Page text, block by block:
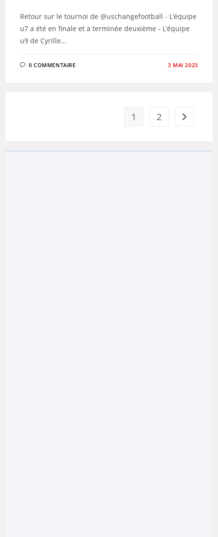
Retour sur le tournoi de @uschangefootball - L’équipe
u7 a été en finale et a terminée deuxième - L’équipe
u9 de Cyrille…
0 COMMENTAIRE 3 MAI 2023
1 2 Aller à la